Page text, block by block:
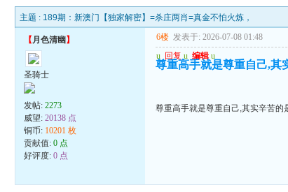
主题 : 189期：新澳门【独家解密】=杀庄两肖=真金不怕火炼，
【月色清幽 】
圣骑士
发帖:2273
威望:20138 点
铜币: 10201 枚
贡献值:0 点
好评度:0 点
6楼 发表于: 2026-07-08 01:48
u 回复 u 编辑 u
尊重高手就是尊重自己,其
尊重高手就是尊重自己,其实辛苦的